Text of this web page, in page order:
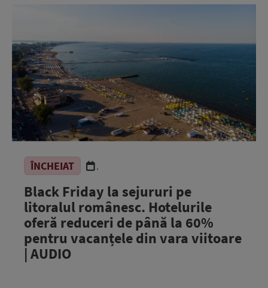
ÎNCHEIAT .
Black Friday la sejururi pe
litoralul românesc. Hotelurile
oferă reduceri de până la 60%
pentru vacanțele din vara viitoare
| AUDIO